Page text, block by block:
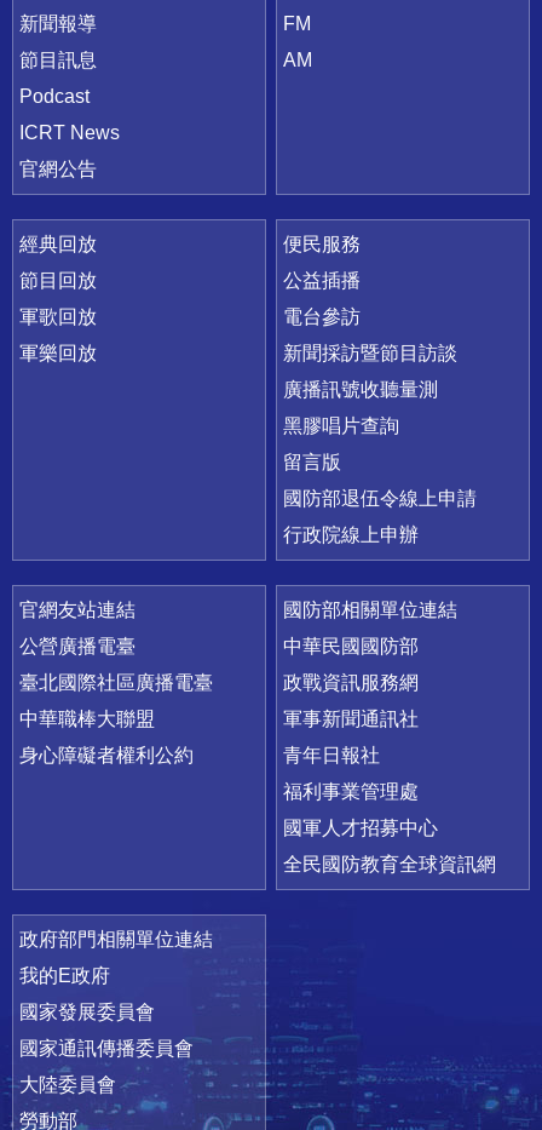
新聞報導
節目訊息
Podcast
ICRT News
官網公告
FM
AM
經典回放
節目回放
軍歌回放
軍樂回放
便民服務
公益插播
電台參訪
新聞採訪暨節目訪談
廣播訊號收聽量測
黑膠唱片查詢
留言版
國防部退伍令線上申請
行政院線上申辦
官網友站連結
公營廣播電臺
臺北國際社區廣播電臺
中華職棒大聯盟
身心障礙者權利公約
國防部相關單位連結
中華民國國防部
政戰資訊服務網
軍事新聞通訊社
青年日報社
福利事業管理處
國軍人才招募中心
全民國防教育全球資訊網
政府部門相關單位連結
我的E政府
國家發展委員會
國家通訊傳播委員會
大陸委員會
勞動部